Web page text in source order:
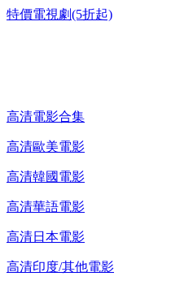
特價電視劇(5折起)
高清電影合集
高清歐美電影
高清韓國電影
高清華語電影
高清日本電影
高清印度/其他電影